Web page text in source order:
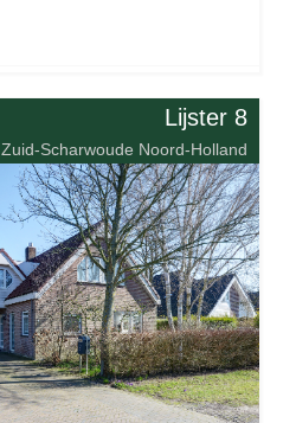
Lijster 8
Zuid-Scharwoude Noord-Holland